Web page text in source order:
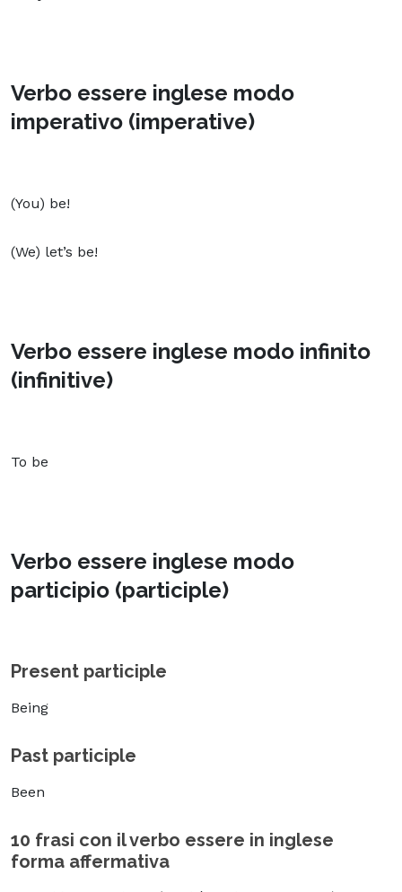
Verbo essere inglese modo
imperativo (imperative)
(You) be!
(We) let’s be!
Verbo essere inglese modo infinito
(infinitive)
To be
Verbo essere inglese modo
participio (participle)
Present participle
Being
Past participle
Been
10 frasi con il verbo essere in inglese
forma affermativa